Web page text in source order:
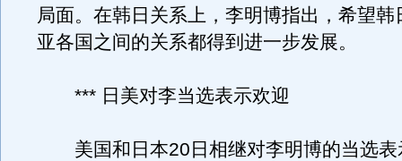
局面。在韩日关系上，李明博指出，希望韩
亚各国之间的关系都得到进一步发展。
*** 日美对李当选表示欢迎
美国和日本20日相继对李明博的当选表